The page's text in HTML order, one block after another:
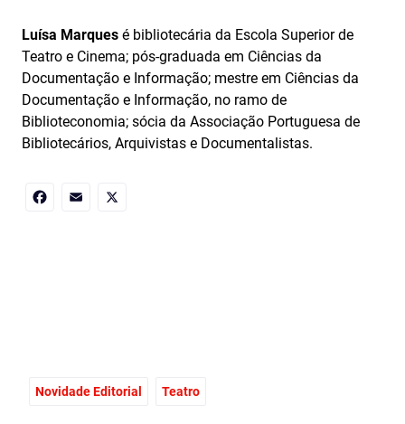
Luísa Marques é bibliotecária da Escola Superior de
Teatro e Cinema; pós-graduada em Ciências da
Documentação e Informação; mestre em Ciências da
Documentação e Informação, no ramo de
Biblioteconomia; sócia da Associação Portuguesa de
Bibliotecários, Arquivistas e Documentalistas.
Novidade Editorial Teatro